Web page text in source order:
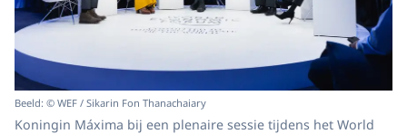
Beeld: © WEF / Sikarin Fon Thanachaiary
Koningin Máxima bij een plenaire sessie tijdens het World